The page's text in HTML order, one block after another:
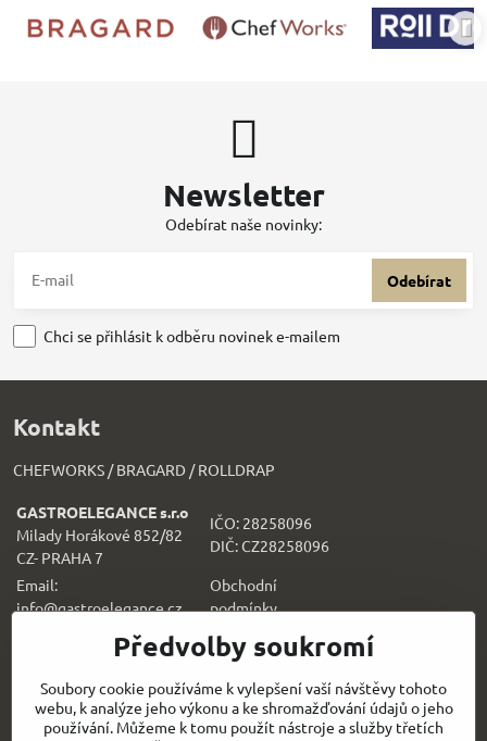
Newsletter
Odebírat naše novinky:
Odebírat
Chci se přihlásit k odběru novinek e-mailem
Kontakt
CHEFWORKS / BRAGARD / ROLLDRAP
GASTROELEGANCE s.r.o
Milady Horákové 852/82
CZ- PRAHA 7
IČO: 28258096
DIČ: CZ28258096
Email:
info@gastroelegance.cz
Obchodní
podmínky
Všechno k nákupu
Sledujte naše novinky i na sítích:
Předvolby soukromí
Soubory cookie používáme k vylepšení vaší návštěvy tohoto
webu, k analýze jeho výkonu a ke shromažďování údajů o jeho
používání. Můžeme k tomu použít nástroje a služby třetích